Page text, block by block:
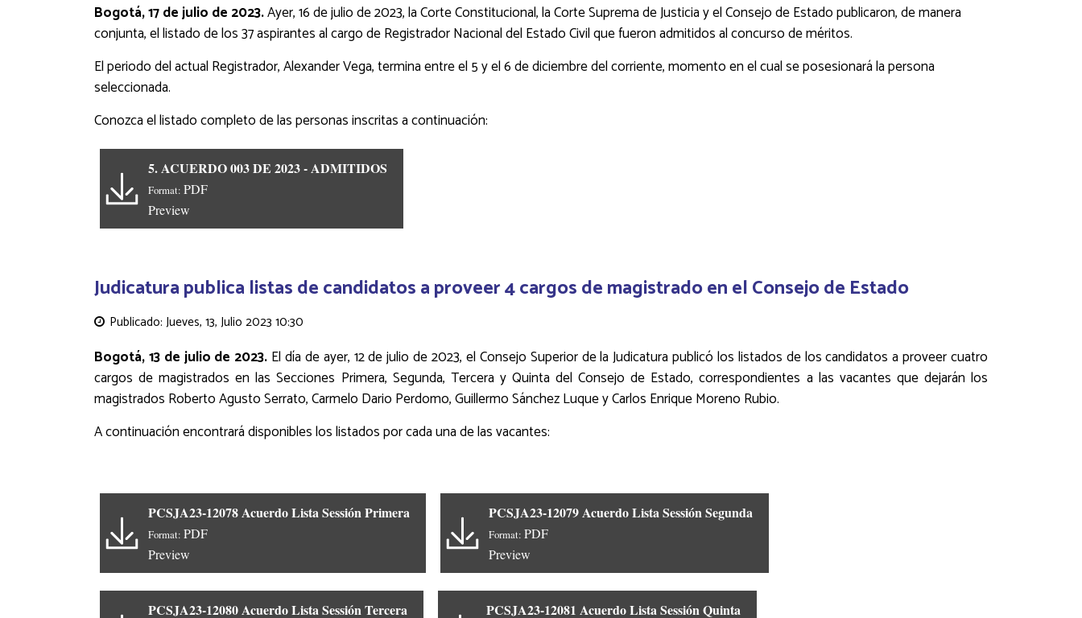
Bogotá, 17 de julio de 2023.Ayer, 16 de julio de 2023, la Corte Constitucional, la Corte Suprema de Justicia y el Consejo de Estado publicaron, de manera
conjunta, el listado de los 37 aspirantes al cargo de Registrador Nacional del Estado Civil que fueron admitidos al concurso de méritos.
El periodo del actual Registrador, Alexander Vega, termina entre el 5 y el 6 de diciembre del corriente, momento en el cual se posesionará la persona
seleccionada.
Conozca el listado completo de las personas inscritas a continuación:
5. ACUERDO 003 DE 2023 - ADMITIDOS
Format: PDF
Preview
Judicatura publica listas de candidatos a proveer 4 cargos de magistrado en el Consejo de Estado
Publicado: Jueves, 13, Julio 2023 10:30
Bogotá, 13 de julio de 2023. El día de ayer, 12 de julio de 2023, el Consejo Superior de la Judicatura publicó los listados de los candidatos a proveer cuatro
cargos de magistrados en las Secciones Primera, Segunda, Tercera y Quinta del Consejo de Estado, correspondientes a las vacantes que dejarán los
magistrados Roberto Agusto Serrato, Carmelo Dario Perdomo, Guillermo Sánchez Luque y Carlos Enrique Moreno Rubio.
A continuación encontrará disponibles los listados por cada una de las vacantes:
PCSJA23-12078 Acuerdo Lista Sessión Primera
Format: PDF
Preview
PCSJA23-12079 Acuerdo Lista Sessión Segunda
Format: PDF
Preview
PCSJA23-12080 Acuerdo Lista Sessión Tercera PCSJA23-12081 Acuerdo Lista Sessión Quinta